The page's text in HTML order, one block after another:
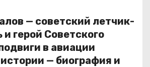
— советский летчик-
герой Советского
в авиации
— биография и